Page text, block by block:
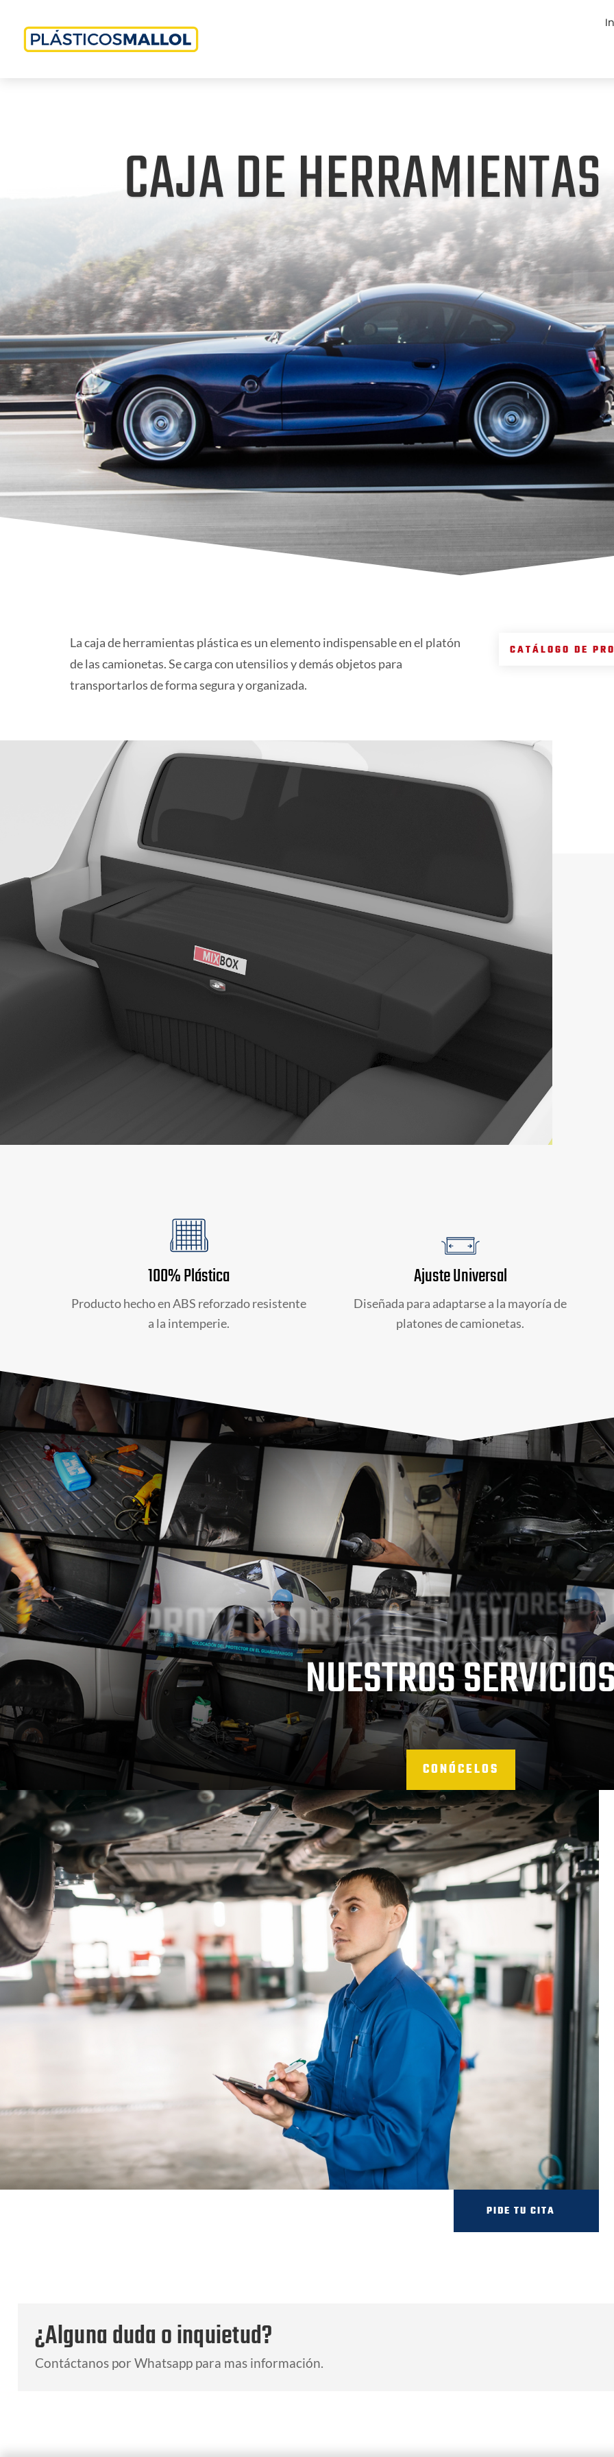
CAJA DE
La caja de herramientas plástica es un elemento indispensable en el platón
de las camionetas. Se carga con utensilios y demás objetos para
transportarlos de forma segura y organizada.
CATÁLOGO DE
100% Plástica
Producto hecho en ABS reforzado resistente
a la intemperie.
Ajuste Universal
Diseñada para adaptarse a la mayoría de
platones de camionetas.
PROTECTORES
PROTECTORES DE BAUL
ANTICORROSIVOS
NUESTROS SERVICIOS
CONÓCELOS
PIDE TU CITA
¿Alguna duda o inquietud?
Contáctanos por Whatsapp para mas información.